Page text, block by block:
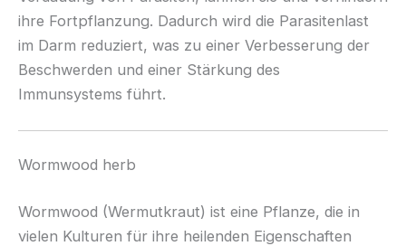
ihre Fortpflanzung. Dadurch wird die Parasitenlast
im Darm reduziert, was zu einer Verbesserung der
Beschwerden und einer Stärkung des
Immunsystems führt.
Wormwood herb
Wormwood (Wermutkraut) ist eine Pflanze, die in
vielen Kulturen für ihre heilenden Eigenschaften